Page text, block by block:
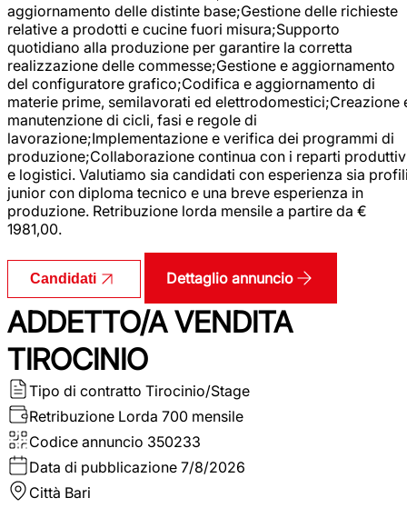
aggiornamento delle distinte base;Gestione delle richieste
relative a prodotti e cucine fuori misura;Supporto
quotidiano alla produzione per garantire la corretta
realizzazione delle commesse;Gestione e aggiornamento
del configuratore grafico;Codifica e aggiornamento di
materie prime, semilavorati ed elettrodomestici;Creazione
manutenzione di cicli, fasi e regole di
lavorazione;Implementazione e verifica dei programmi di
produzione;Collaborazione continua con i reparti
e logistici. Valutiamo sia candidati con esperienza sia
junior con diploma tecnico e una breve esperienza in
produzione. Retribuzione lorda mensile a partire da €
1981,00.
Candidati Dettaglio annuncio
ADDETTO/A VENDITA
TIROCINIO
Tipo di contratto Tirocinio/Stage
Retribuzione Lorda 700 mensile
Codice annuncio 350233
Data di pubblicazione 7/8/2026
Città Bari